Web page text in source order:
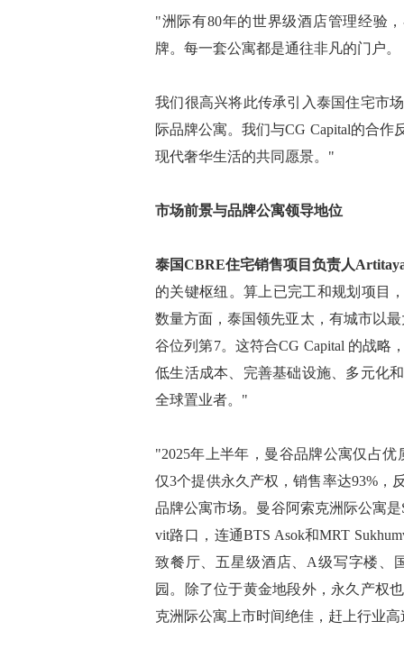
"洲际有80年的世界级酒店管理经验
牌。每一套公寓都是通往非凡的门户。
我们很高兴将此传承引入泰国住宅市
际品牌公寓。我们与CG Capital的合
现代奢华生活的共同愿景。"
市场前景与品牌公寓领导地位
泰国CBRE住宅销售项目负责人
的关键枢纽。算上已完工和规划项目
数量方面，泰国领先亚太，有城市以
谷位列第7。这符合CG Capital 的战
低生活成本、完善基础设施、多元化
全球置业者。"
"2025年上半年，曼谷品牌公寓仅占
仅3个提供永久产权，销售率达93%，
品牌公寓市场。曼谷阿索克洲际公寓是
vit路口，连通BTS Asok和MRT
致餐厅、五星级酒店、A级写字楼、
园。除了位于黄金地段外，永久产权
克洲际公寓上市时间绝佳，赶上行业